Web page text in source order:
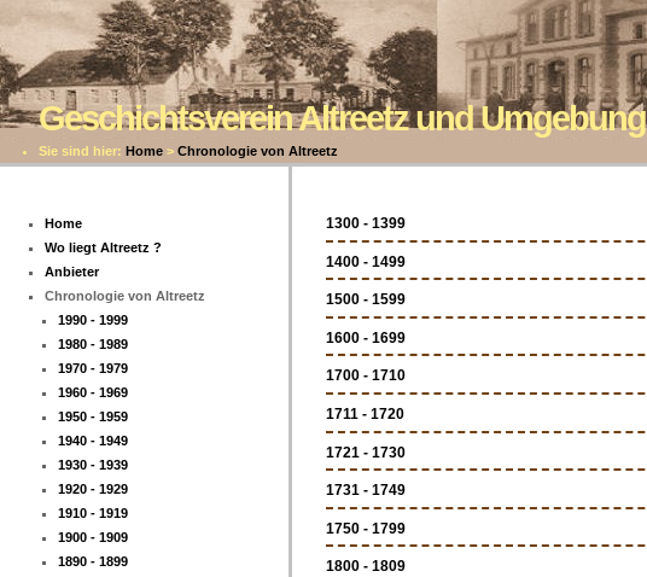
Geschichtsverein Altreetz und Umgebung
Sie sind hier: Home > Chronologie von Altreetz
Home
Wo liegt Altreetz ?
Anbieter
Chronologie von Altreetz
1990 - 1999
1980 - 1989
1970 - 1979
1960 - 1969
1950 - 1959
1940 - 1949
1930 - 1939
1920 - 1929
1910 - 1919
1900 - 1909
1890 - 1899
1300 - 1399
1400 - 1499
1500 - 1599
1600 - 1699
1700 - 1710
1711 - 1720
1721 - 1730
1731 - 1749
1750 - 1799
1800 - 1809